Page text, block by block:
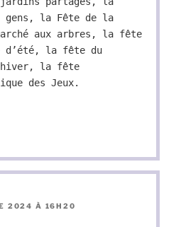
gens, la Fête de la
aux arbres, la fête
d’été, la fête du
la fête
des Jeux.
2024 À 16H20